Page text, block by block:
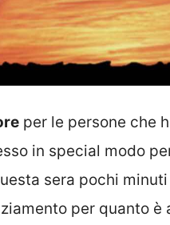
per le persone che
in special modo
sera pochi
per quanto